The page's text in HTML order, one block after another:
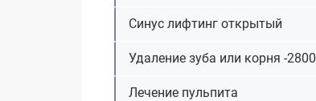
Синус лифтинг открытый
Удаление зуба или корня -2800
Лечение пульпита